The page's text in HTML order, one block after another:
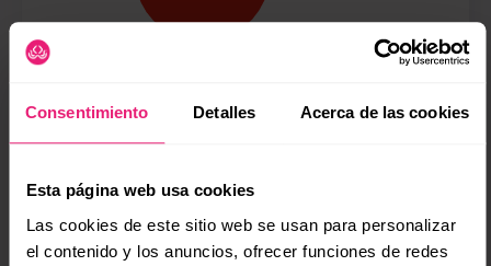
Consentimiento Detalles Acerca de las cookies
Esta página web usa cookies
Las cookies de este sitio web se usan para personalizar
el contenido y los anuncios, ofrecer funciones de redes